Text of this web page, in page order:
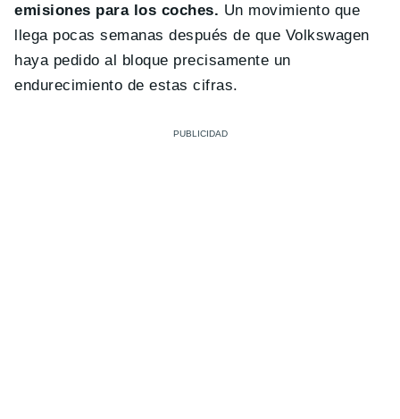
emisiones para los coches. Un movimiento que
llega pocas semanas después de que Volkswagen
haya pedido al bloque precisamente un
endurecimiento de estas cifras.